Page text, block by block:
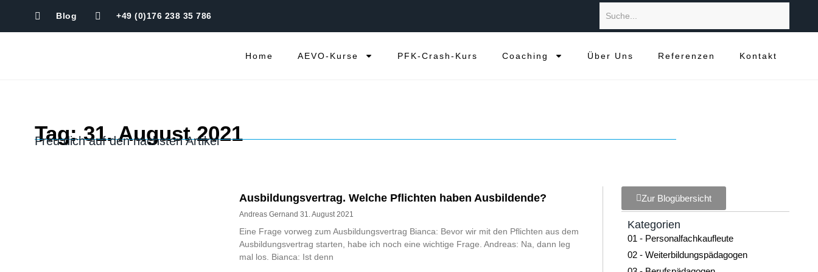
Blog +49 (0)176 238 35 786
Home AEVO-Kurse PFK-Crash-Kurs Coaching Über Uns Referenzen Kontakt
Tag: 31. August 2021
Freu dich auf den nächsten Artikel
Ausbildungsvertrag. Welche Pflichten haben Ausbildende?
Andreas Gernand 31. August 2021
Eine Frage vorweg zum Ausbildungsvertrag Bianca: Bevor wir mit den Pflichten aus dem
Ausbildungsvertrag starten, habe ich noch eine wichtige Frage. Andreas: Na, dann leg
mal los. Bianca: Ist denn
Zur Blogübersicht
Kategorien
01 - Personalfachkaufleute
02 - Weiterbildungspädagogen